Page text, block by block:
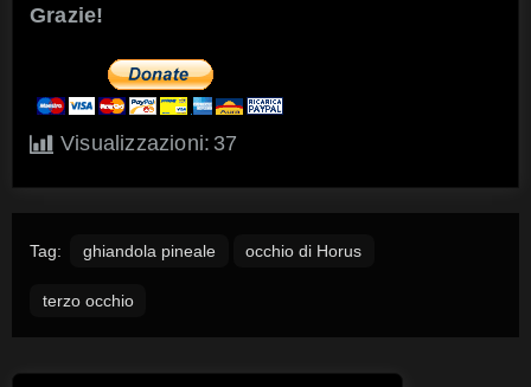
Grazie!
Visualizzazioni: 37
Tag: ghiandola pineale occhio di Horus
terzo occhio